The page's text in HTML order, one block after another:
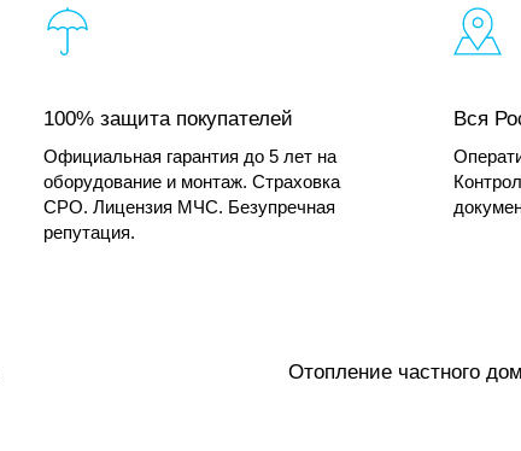
100% защита покупателей
Официальная гарантия до 5 лет на
оборудование и монтаж. Страховка
СРО. Лицензия МЧС. Безупречная
репутация.
Вся
Отопление частного